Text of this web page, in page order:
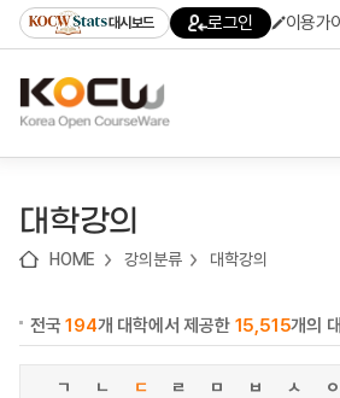
기
기
기
content)
가
대시보드 로그인 이용가
대학강의
HOME 강의분류 대학강의
전국194개 대학에서 제공한 15,515개의
ㄱ ㄴ ㄷ ㄹ ㅁ ㅂ ㅅ ㅇ